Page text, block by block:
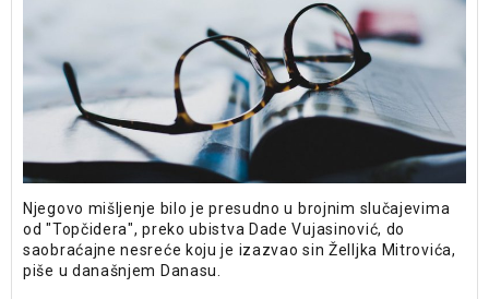
Njegovo mišljenje bilo je presudno u brojnim slučajevima
od "Topčidera", preko ubistva Dade Vujasinović, do
saobraćajne nesreće koju je izazvao sin Želljka Mitrovića,
piše u današnjem Danasu.